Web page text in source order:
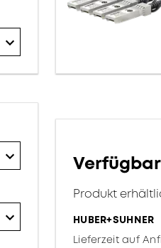
Produkt
HUBER+SUHNER
Lieferzeit auf